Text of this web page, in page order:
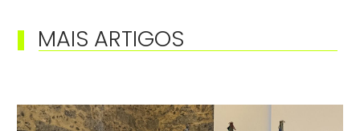
MAIS ARTIGOS